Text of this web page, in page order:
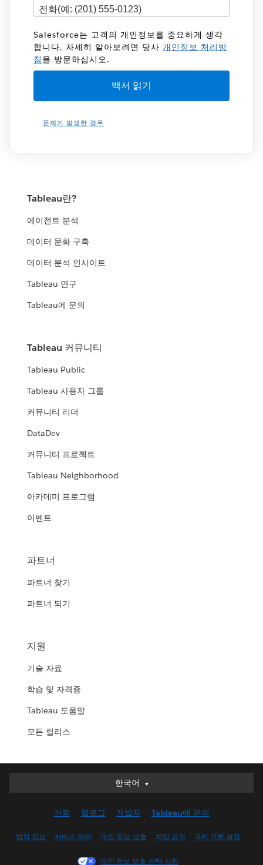
Salesforce는 고객의 개인정보를 중요하게 생각
합니다. 자세히 알아보려면 당사 개인정보 처리방
침 을 방문하십시오.
문제가 발생한 경우
Tableau란?
에이전트 분석
데이터 문화 구축
데이터 분석 인사이트
Tableau 연구
Tableau에 문의
Tableau 커뮤니티
Tableau Public
Tableau 사용자 그룹
커뮤니티 리더
DataDev
커뮤니티 프로젝트
Tableau Neighborhood
아카데미 프로그램
이벤트
파트너
파트너 찾기
파트너 되기
지원
기술 자료
학습 및 자격증
Tableau 도움말
모든 릴리스
한국어
한국어
English (UK)
신뢰 블로그 개발자 Tableau에 문의
법적 정보 서비스 약관 개인 정보 보호 책임 공개 쿠키 기본 설정
개인 정보 보호 선택 사항